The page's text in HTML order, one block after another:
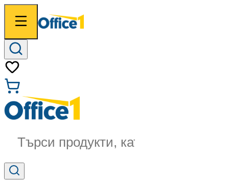
Търси продукти, категории...